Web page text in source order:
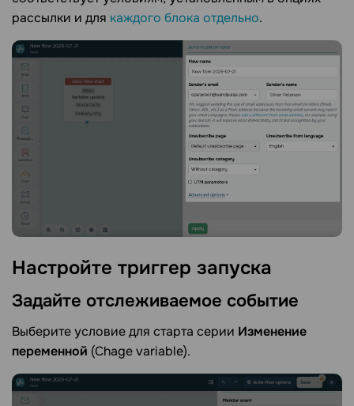
рассылки и для каждого блока отдельно.
Настройте триггер запуска
Задайте отслеживаемое событие
Выберите условие для старта серии Изменение
переменной (Chage variable).